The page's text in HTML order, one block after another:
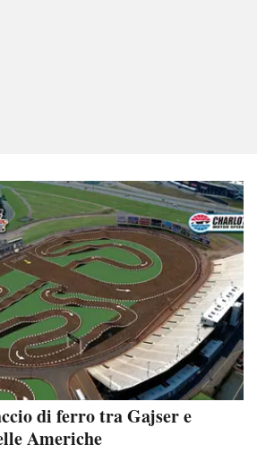
di ferro tra Gajser e
Americhe